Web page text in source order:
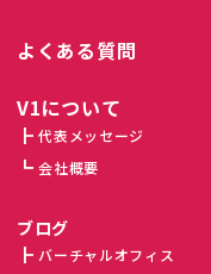
よくある質問
V1について
代表メッセージ
会社概要
ブログ
バーチャルオフィス